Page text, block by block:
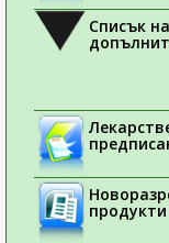
Списък
продукти